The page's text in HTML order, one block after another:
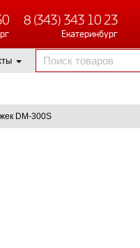
8 (343) 343 10 23
Екатеринбург
DM-300S